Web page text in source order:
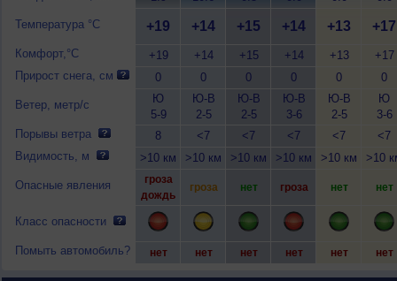
Температура °C
Комфорт,°C
Прирост снега, см
Ветер, метр/с
Порывы ветра
Видимость, м
Опасные явления
Класс опасности
Помыть автомобиль?
+19
+19
0
Ю
5-9
8
>10 км
гроза
дождь
нет
+14
+14
0
Ю-В
2-5
<7
>10 км
гроза
нет
+15
+15
0
Ю-В
2-5
<7
>10 км
нет
нет
+14
+14
0
Ю-В
3-6
<7
>10 км
гроза
нет
+13
+13
0
Ю-В
2-5
<7
>10 км
нет
нет
+17
+17
0
Ю
3-6
<7
>10
нет
нет